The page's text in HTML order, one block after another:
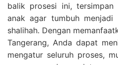
balik prosesi ini,
anak agar tumbuh
shalihah. Dengan
Tangerang, Anda dapat
mengatur seluruh proses,